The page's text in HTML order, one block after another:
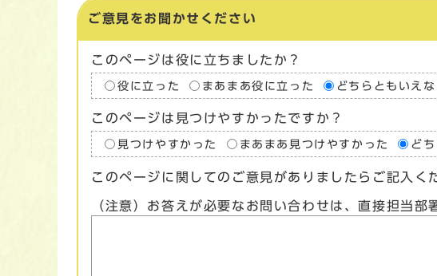
ご意見をお聞かせください
このページは役に立ちましたか？
役に立った まあまあ役に立った どちらともいえな
このページは見つけやすかったですか？
見つけやすかった まあまあ見つけやすかった ど
このページに関してのご意見がありましたらご記入く
（注意）お答えが必要なお問い合わせは、直接担当